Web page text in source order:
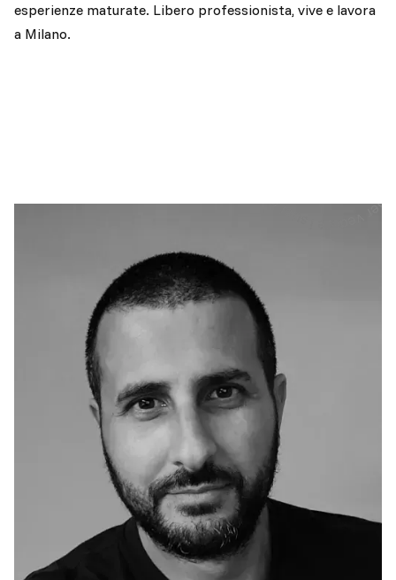
esperienze maturate. Libero professionista, vive e lavora
a Milano.